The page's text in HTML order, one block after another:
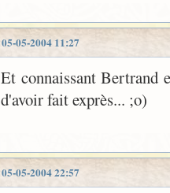
05-05-2004 11:27
Et connaissant Bertrand
d'avoir fait exprès... ;o)
05-05-2004 22:57